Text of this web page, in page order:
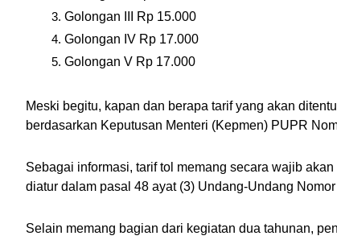
Golongan III Rp 15.000
Golongan IV Rp 17.000
Golongan V Rp 17.000
Meski begitu, kapan dan berapa tarif yang akan
berdasarkan Keputusan Menteri (Kepmen) PUPR
Sebagai informasi, tarif tol memang secara wajib
diatur dalam pasal 48 ayat (3) Undang-Undang
Selain memang bagian dari kegiatan dua tahunan,